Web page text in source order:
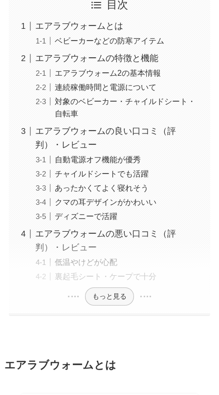
目次
エアラブウォームとは
ベビーカーなどの防寒アイテム
エアラブウォームの特徴と機能
エアラブウォーム2の基本情報
連続稼働時間と電源について
対象のベビーカー・チャイルドシート・
自転車
エアラブウォームの良い口コミ（評
判）・レビュー
自動電源オフ機能が優秀
チャイルドシートでも活躍
あったかくてよく寝れそう
クマの耳デザインがかわいい
ディズニーで活躍
エアラブウォームの悪い口コミ（評
判）・レビュー
低温やけどが心配
裏起毛シート・ケープで十分
もっと見る
エアラブウォームとは